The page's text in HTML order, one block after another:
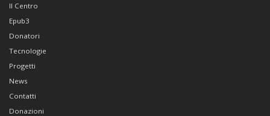
Il Centro
Epub3
Donatori
Tecnologie
Progetti
News
Contatti
Donazioni